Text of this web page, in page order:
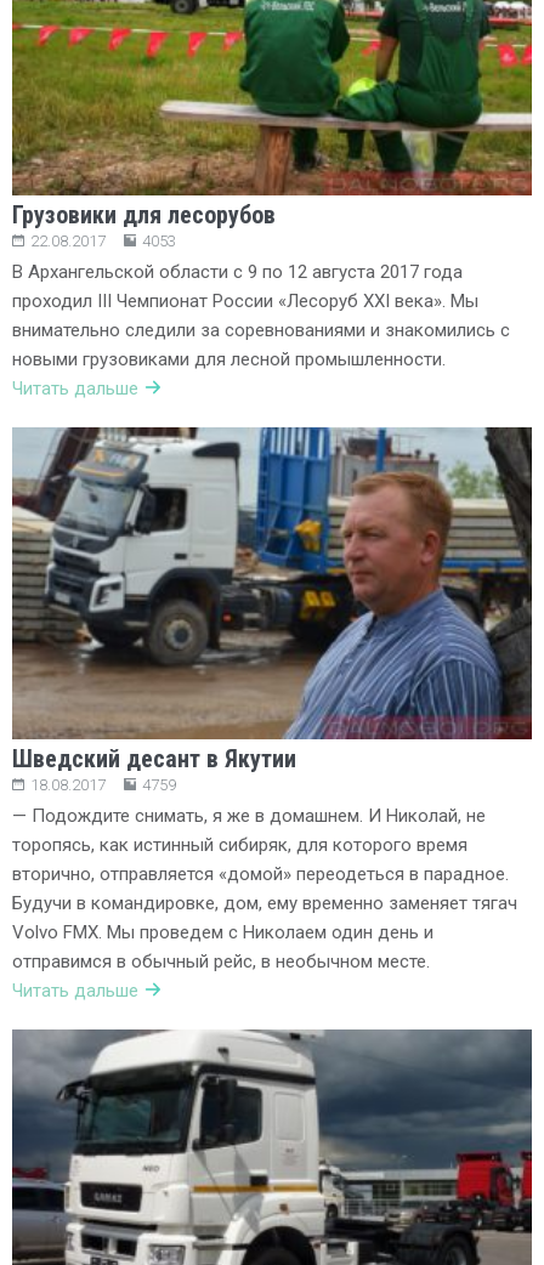
Грузовики для лесорубов
22.08.2017 4053
В Архангельской области с 9 по 12 августа 2017 года
проходил III Чемпионат России «Лесоруб XXI века». Мы
внимательно следили за соревнованиями и знакомились с
новыми грузовиками для лесной промышленности.
Читать дальше
Шведский десант в Якутии
18.08.2017 4759
— Подождите снимать, я же в домашнем. И Николай, не
торопясь, как истинный сибиряк, для которого время
вторично, отправляется «домой» переодеться в парадное.
Будучи в командировке, дом, ему временно заменяет тягач
Volvo FMX. Мы проведем с Николаем один день и
отправимся в обычный рейс, в необычном месте.
Читать дальше